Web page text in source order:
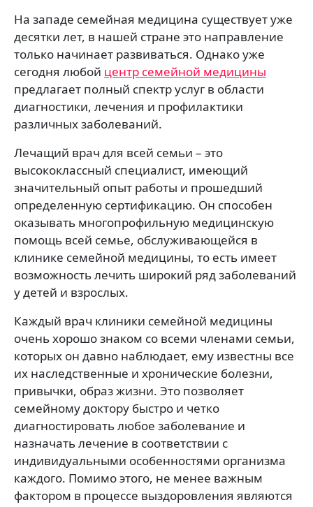
На западе семейная медицина существует уже
десятки лет, в нашей стране это направление
только начинает развиваться. Однако уже
сегодня любой центр семейной медицины
предлагает полный спектр услуг в области
диагностики, лечения и профилактики
различных заболеваний.
Лечащий врач для всей семьи – это
высококлассный специалист, имеющий
значительный опыт работы и прошедший
определенную сертификацию. Он способен
оказывать многопрофильную медицинскую
помощь всей семье, обслуживающейся в
клинике семейной медицины, то есть имеет
возможность лечить широкий ряд заболеваний
у детей и взрослых.
Каждый врач клиники семейной медицины
очень хорошо знаком со всеми членами семьи,
которых он давно наблюдает, ему известны все
их наследственные и хронические болезни,
привычки, образ жизни. Это позволяет
семейному доктору быстро и четко
диагностировать любое заболевание и
назначать лечение в соответствии с
индивидуальными особенностями организма
каждого. Помимо этого, не менее важным
фактором в процессе выздоровления являются